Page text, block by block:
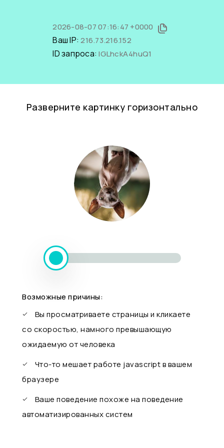
2026-08-07 07:16:47 +0000
Ваш IP:216.73.216.152
ID запроса:lGLhckA4huQ1
Разверните картинку горизонтально
Возможные причины:
Вы просматриваете страницы и кликаете
со скоростью, намного превышающую
ожидаемую от человека
Что-то мешает работе javascript в вашем
браузере
Ваше поведение похоже на поведение
автоматизированных систем